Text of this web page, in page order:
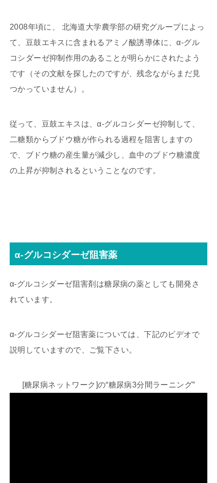
2008年頃に、 北海道大学農学部の研究グループによっ
て、豆鼓エキスに含まれるアミノ酸誘導体に、α-グル
コシダーゼ抑制作用のあることが明らかにされたよう
です（その文献を探したのですが、残念ながらまだ見
つかっていません）。
従って、豆鼓エキスは、α-グルコシダーゼ抑制して、
二糖類からブドウ糖が作られる過程を阻害しますの
で、ブドウ糖の産生量が減少し、血中のブドウ糖濃度
の上昇が抑制されるということなのです。
α-グルコシダーゼ阻害薬
α-グルコシダーゼ阻害剤は糖尿病の薬としても開発さ
れています。
α-グルコシダーゼ阻害薬については、下記のビデオで
説明していますので、ご覧下さい。
[糖尿病ネットワーク]の“糖尿病3分間ラーニング”